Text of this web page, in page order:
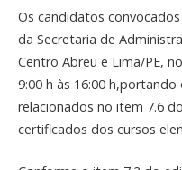
Os candidatos
da Secretaria de
Centro Abreu e Lima/PE,
9:00 h às 16:00
relacionados no item 7.6
certificados dos cursos